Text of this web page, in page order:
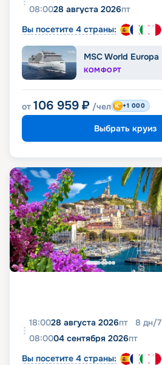
08:0028 августа 2026пт
Вы посетите 4 страны:
MSC World Europa
КОМФОРТ
от 106 959 ₽ /чел +1 000
Выбрать круиз
18:0028 августа 2026пт 8 дн/7
08:0004 сентября 2026пт
Вы посетите 4 страны: